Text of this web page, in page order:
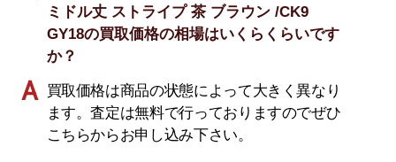
ミドル丈 ストライプ 茶 ブラウン /CK9
GY18の買取価格の相場はいくらくらいです
か？
買取価格は商品の状態によって大きく異なり
ます。査定は無料で行っておりますのでぜひ
こちらからお申し込み下さい。